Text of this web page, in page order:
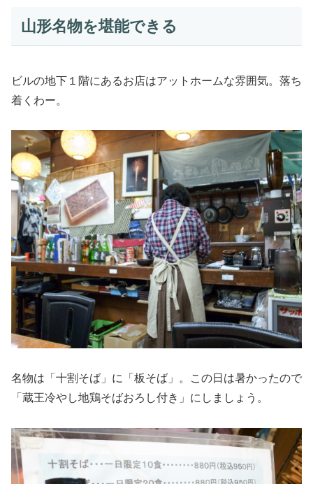
山形名物を堪能できる
ビルの地下１階にあるお店はアットホームな雰囲気。落ち
着くわー。
名物は「十割そば」に「板そば」。この日は暑かったので
「蔵王冷やし地鶏そばおろし付き」にしましょう。